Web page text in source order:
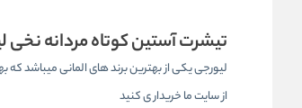
تیشرت آستین کوتاه مردانه نخی
لیورجی یکی از بهترین برند های المانی میباشد که
از سایت ما خریدار ی کنید